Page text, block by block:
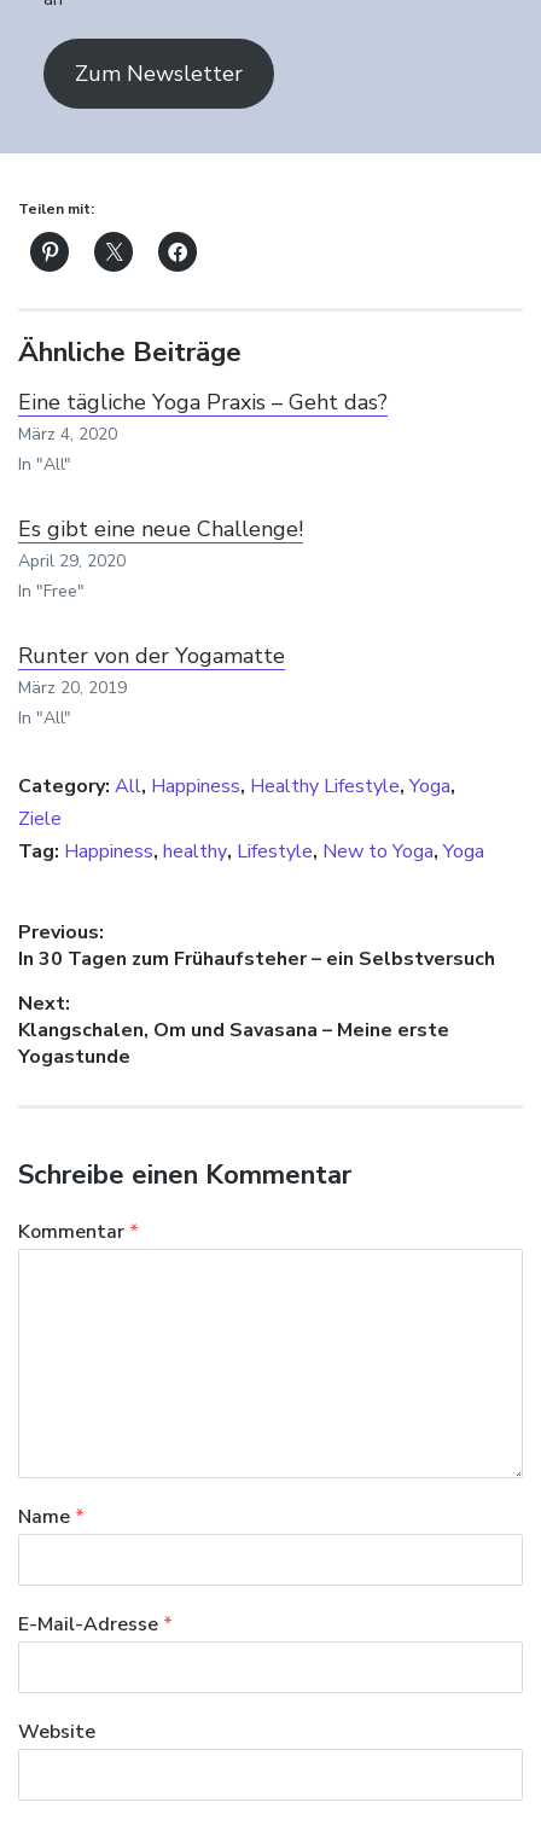
Zum Newsletter
Teilen mit:
Ähnliche Beiträge
Eine tägliche Yoga Praxis – Geht das?
März 4, 2020
In "All"
Es gibt eine neue Challenge!
April 29, 2020
In "Free"
Runter von der Yogamatte
März 20, 2019
In "All"
Category: All, Happiness, Healthy Lifestyle,Yoga,
Ziele
Tag: Happiness, healthy, Lifestyle, New to Yoga,Yoga
Beitragsnavigation
Previous:
Previous
In 30 Tagen zum Frühaufsteher – ein Selbstversuch
Next:
Next
post:
Klangschalen, Om und Savasana – Meine erste
Yogastunde
Schreibe einen Kommentar
Kommentar *
Name *
E-Mail-Adresse *
Website